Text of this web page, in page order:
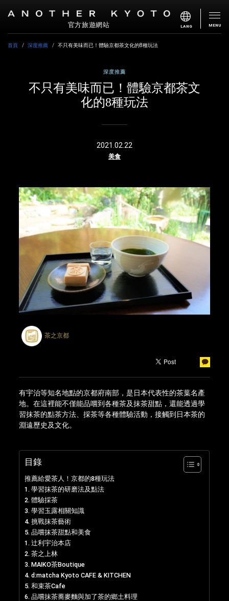
官方旅遊網站 LANG MENU
首頁 深度推薦 不只有美味而已！體驗京都茶文化的8種玩法
深度推薦
不只有美味而已！體驗京都茶文
化的8種玩法
2021.02.22
美食
茶之京都
有宇治等知名地點的京都府南部，是日本代表性的茶葉名產
地。在這裡能不僅能品嚐到各種茶及抹茶甜點，還能透過學
習抹茶的點茶方法、採茶等各種體驗活動，接觸到日本茶的
淵遠歷史及文化。
目錄
推薦給愛茶人！京都的8種玩法
1. 學習抹茶的研磨法及點法
2. 體驗採茶
3. 學習玉露相關知識
4. 挑戰抹茶藝術
5. 品嚐抹茶甜點和美食
1. 辻󠄀利宇治本店
2. 茶之上林
3. MAIKO茶Boutique
4. d:matcha Kyoto CAFE & KITCHEN
5. 和束茶Cafe
6. 品嚐抹茶蕎麥麵與加了茶的鄉土料理